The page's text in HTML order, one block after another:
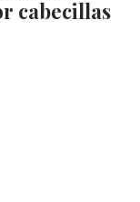
cabecillas